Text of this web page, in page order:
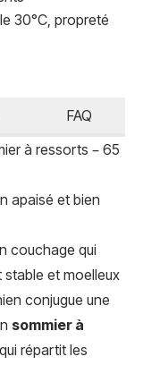
30°C, propreté
FAQ
à ressorts – 65
apaisé et bien
couchage qui
et moelleux
conjugue une
sommier à
répartit les